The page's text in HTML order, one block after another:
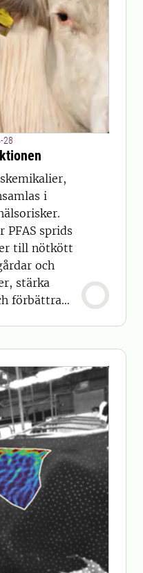
28
i
PFAS sprids
till nötkött
och
stärka
förbättra